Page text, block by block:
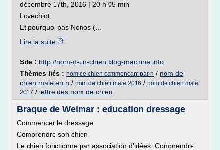
décembre 17th, 2016 | 20 h 05 min
Lovechiot:
Et pourquoi pas Nonos (...
Lire la suite
Site : http://nom-d-un-chien.blog-machine.info
Thèmes liés : nom de chien commencant par n / nom de
chien male en n / nom de chien male 2016 / nom de chien male
2017 / lettre des nom de chien
Braque de Weimar : education dressage
Commencer le dressage
Comprendre son chien
Le chien fonctionne par association d'idées. Comprendre